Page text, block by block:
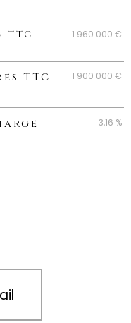
1 960 000 €
TTC
1 900 000 €
3,16 %